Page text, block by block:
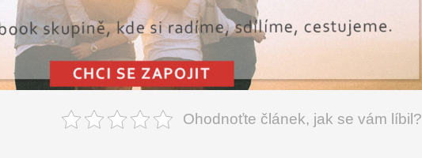
Ohodnoťte článek, jak se vám líbil?